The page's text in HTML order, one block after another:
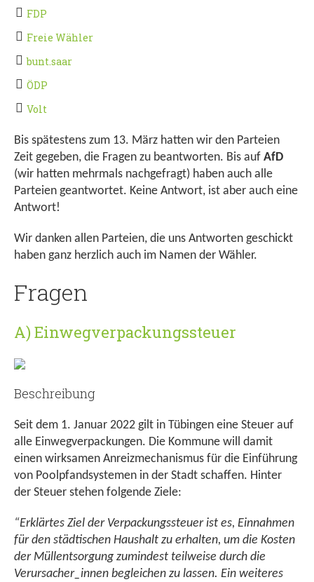
FDP
Freie Wähler
bunt.saar
ÖDP
Volt
Bis spätestens zum 13. März hatten wir den Parteien
Zeit gegeben, die Fragen zu beantworten. Bis auf AfD
(wir hatten mehrmals nachgefragt) haben auch alle
Parteien geantwortet. Keine Antwort, ist aber auch eine
Antwort!
Wir danken allen Parteien, die uns Antworten geschickt
haben ganz herzlich auch im Namen der Wähler.
Fragen
A) Einwegverpackungssteuer
Beschreibung
Seit dem 1. Januar 2022 gilt in Tübingen eine Steuer auf
alle Einwegverpackungen. Die Kommune will damit
einen wirksamen Anreizmechanismus für die Einführung
von Poolpfandsystemen in der Stadt schaffen. Hinter
der Steuer stehen folgende Ziele:
“Erklärtes Ziel der Verpackungssteuer ist es, Einnahmen
für den städtischen Haushalt zu erhalten, um die Kosten
der Müllentsorgung zumindest teilweise durch die
Verursacher_innen begleichen zu lassen. Ein weiteres